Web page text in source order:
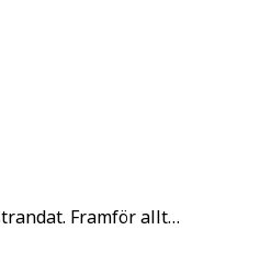
Framför allt…